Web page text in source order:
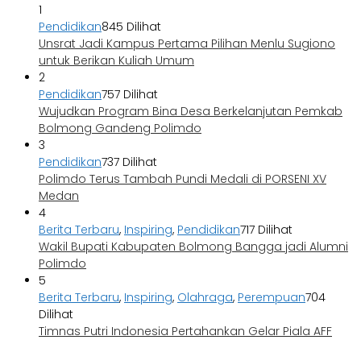
1
Pendidikan845 Dilihat
Unsrat Jadi Kampus Pertama Pilihan Menlu Sugiono
untuk Berikan Kuliah Umum
2
Pendidikan757 Dilihat
Wujudkan Program Bina Desa Berkelanjutan Pemkab
Bolmong Gandeng Polimdo
3
Pendidikan737 Dilihat
Polimdo Terus Tambah Pundi Medali di PORSENI XV
Medan
4
Berita Terbaru, Inspiring, Pendidikan717 Dilihat
Wakil Bupati Kabupaten Bolmong Bangga jadi Alumni
Polimdo
5
Berita Terbaru, Inspiring, Olahraga, Perempuan704
Dilihat
Timnas Putri Indonesia Pertahankan Gelar Piala AFF